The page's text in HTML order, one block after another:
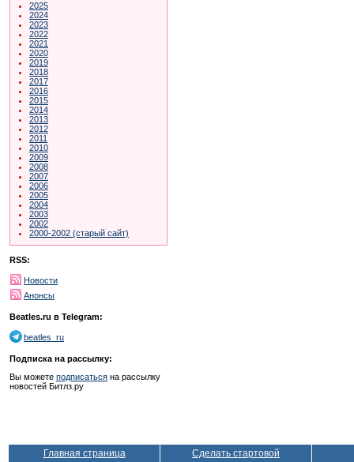
2025
2024
2023
2022
2021
2020
2019
2018
2017
2016
2015
2014
2013
2012
2011
2010
2009
2008
2007
2006
2005
2004
2003
2002
2000-2002 (старый сайт)
RSS:
Новости
Анонсы
Beatles.ru в Telegram:
beatles_ru
Подписка на рассылку:
Вы можете подписаться на рассылку
новостей Битлз.ру
Главная страница Сделать стартовой